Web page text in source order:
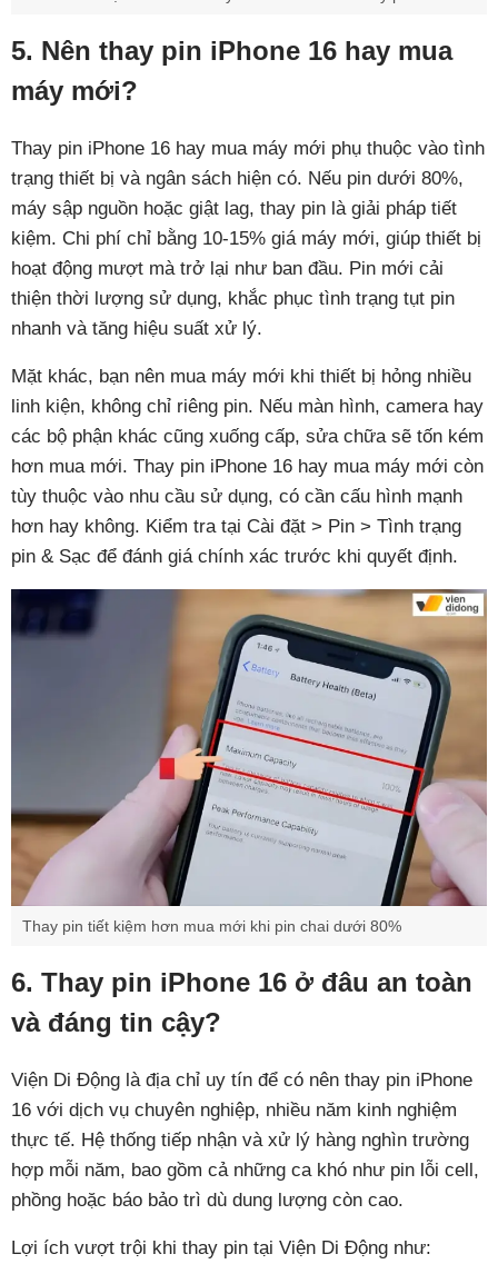
5. Nên thay pin iPhone 16 hay mua
máy mới?
Thay pin iPhone 16 hay mua máy mới phụ thuộc vào tình
trạng thiết bị và ngân sách hiện có. Nếu pin dưới 80%,
máy sập nguồn hoặc giật lag, thay pin là giải pháp tiết
kiệm. Chi phí chỉ bằng 10-15% giá máy mới, giúp thiết bị
hoạt động mượt mà trở lại như ban đầu. Pin mới cải
thiện thời lượng sử dụng, khắc phục tình trạng tụt pin
nhanh và tăng hiệu suất xử lý.
Mặt khác, bạn nên mua máy mới khi thiết bị hỏng nhiều
linh kiện, không chỉ riêng pin. Nếu màn hình, camera hay
các bộ phận khác cũng xuống cấp, sửa chữa sẽ tốn kém
hơn mua mới. Thay pin iPhone 16 hay mua máy mới còn
tùy thuộc vào nhu cầu sử dụng, có cần cấu hình mạnh
hơn hay không. Kiểm tra tại Cài đặt > Pin > Tình trạng
pin & Sạc để đánh giá chính xác trước khi quyết định.
Thay pin tiết kiệm hơn mua mới khi pin chai dưới 80%
6. Thay pin iPhone 16 ở đâu an toàn
và đáng tin cậy?
Viện Di Động là địa chỉ uy tín để có nên thay pin iPhone
16 với dịch vụ chuyên nghiệp, nhiều năm kinh nghiệm
thực tế. Hệ thống tiếp nhận và xử lý hàng nghìn trường
hợp mỗi năm, bao gồm cả những ca khó như pin lỗi cell,
phồng hoặc báo bảo trì dù dung lượng còn cao.
Lợi ích vượt trội khi thay pin tại Viện Di Động như: